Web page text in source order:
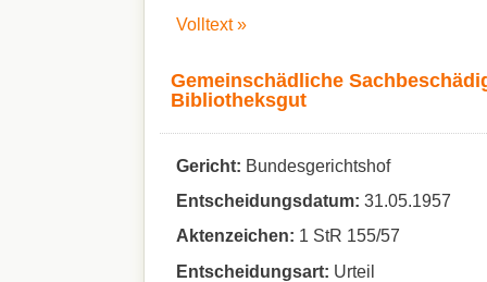
Volltext »
Gemeinschädliche
Bibliotheksgut
Gericht: Bundesgerichtshof
Entscheidungsdatum: 31.05.1957
Aktenzeichen: 1 StR 155/57
Entscheidungsart: Urteil